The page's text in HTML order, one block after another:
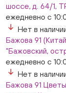
шоссе, д. 64/1,
ежедневно с
Нет в
Бажова 91
"Бажовский,
ежедневно с
Нет в
Бажова 91 Цветы